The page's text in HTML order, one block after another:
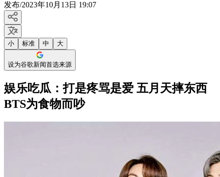
发布/2023年10月13日 19:07
小 标准 中 大
设为谷歌新闻首选来源
娱乐吃瓜：打是疼骂是爱 五月天摔东西
BTS为食物而吵